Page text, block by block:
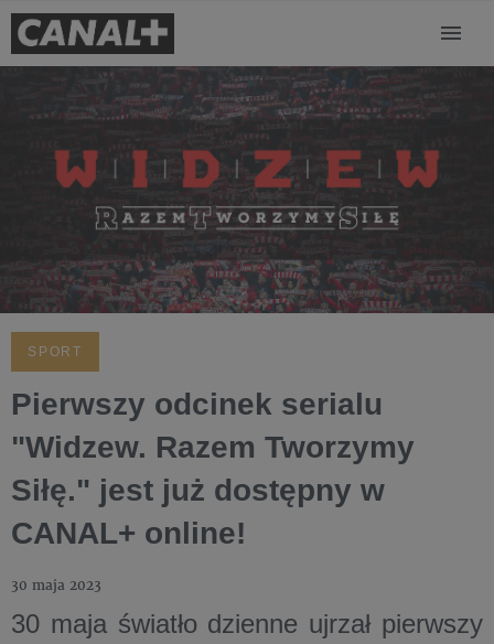
SPORT
Pierwszy odcinek serialu
"Widzew. Razem Tworzymy
Siłę." jest już dostępny w
CANAL+ online!
30 maja 2023
30 maja światło dzienne ujrzał pierwszy